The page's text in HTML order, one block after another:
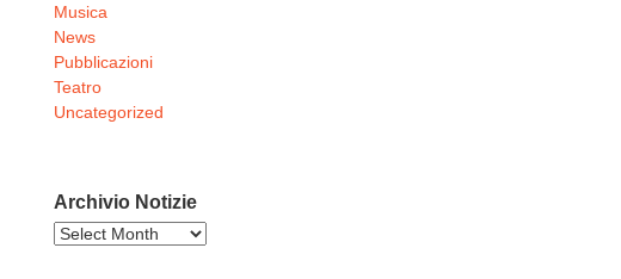
Musica
News
Pubblicazioni
Teatro
Uncategorized
Archivio Notizie
Archivio